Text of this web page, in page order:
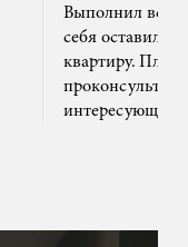
Выполнил все
себя оставил
квартиру. Плюс
интересующим